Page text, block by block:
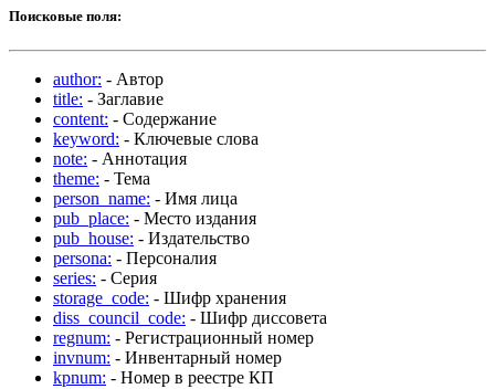
Поисковые поля:
author: - Автор
title: - Заглавие
content: - Содержание
keyword: - Ключевые слова
note: - Аннотация
theme: - Тема
person_name: - Имя лица
pub_place: - Место издания
pub_house: - Издательство
persona: - Персоналия
series: - Серия
storage_code: - Шифр хранения
diss_council_code: - Шифр диссовета
regnum: - Регистрационный номер
invnum: - Инвентарный номер
kpnum: - Номер в реестре КП